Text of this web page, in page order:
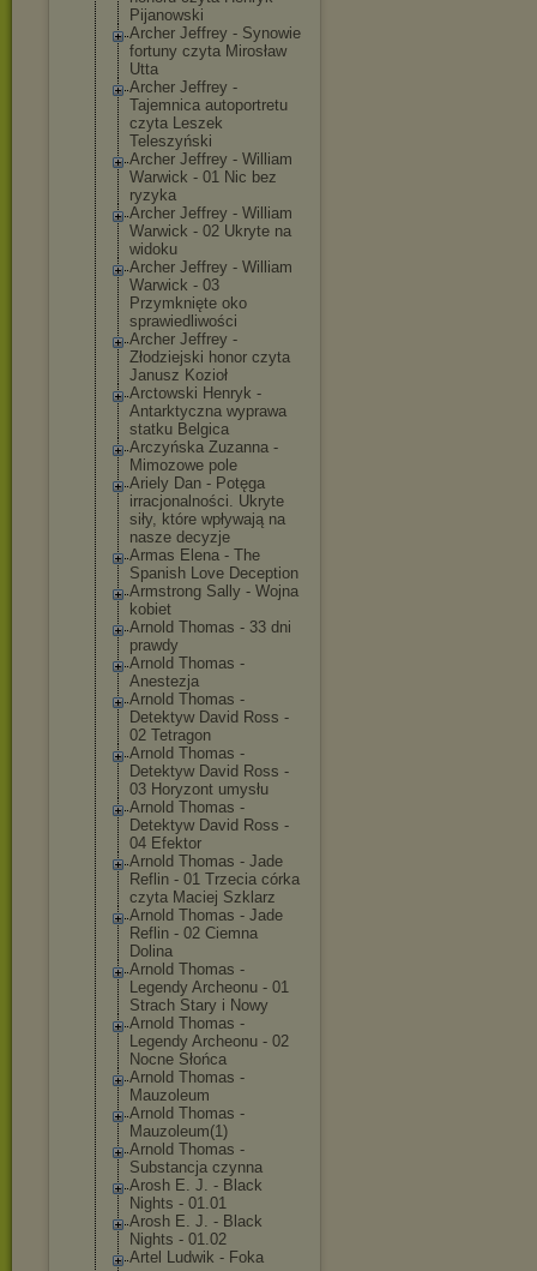
Pijanowski
Archer Jeffrey - Synowie
fortuny czyta Mirosław
Utta
Archer Jeffrey -
Tajemnica autoportretu
czyta Leszek
Teleszyński
Archer Jeffrey - William
Warwick - 01 Nic bez
ryzyka
Archer Jeffrey - William
Warwick - 02 Ukryte na
widoku
Archer Jeffrey - William
Warwick - 03
Przymknięte oko
sprawiedliwości
Archer Jeffrey -
Złodziejski honor czyta
Janusz Kozioł
Arctowski Henryk -
Antarktyczna wyprawa
statku Belgica
Arczyńska Zuzanna -
Mimozowe pole
Ariely Dan - Potęga
irracjonalności. Ukryte
siły, które wpływają na
nasze decyzje
Armas Elena - The
Spanish Love Deception
Armstrong Sally - Wojna
kobiet
Arnold Thomas - 33 dni
prawdy
Arnold Thomas -
Anestezja
Arnold Thomas -
Detektyw David Ross -
02 Tetragon
Arnold Thomas -
Detektyw David Ross -
03 Horyzont umysłu
Arnold Thomas -
Detektyw David Ross -
04 Efektor
Arnold Thomas - Jade
Reflin - 01 Trzecia córka
czyta Maciej Szklarz
Arnold Thomas - Jade
Reflin - 02 Ciemna
Dolina
Arnold Thomas -
Legendy Archeonu - 01
Strach Stary i Nowy
Arnold Thomas -
Legendy Archeonu - 02
Nocne Słońca
Arnold Thomas -
Mauzoleum
Arnold Thomas -
Mauzoleum(1)
Arnold Thomas -
Substancja czynna
Arosh E. J. - Black
Nights - 01.01
Arosh E. J. - Black
Nights - 01.02
Artel Ludwik - Foka